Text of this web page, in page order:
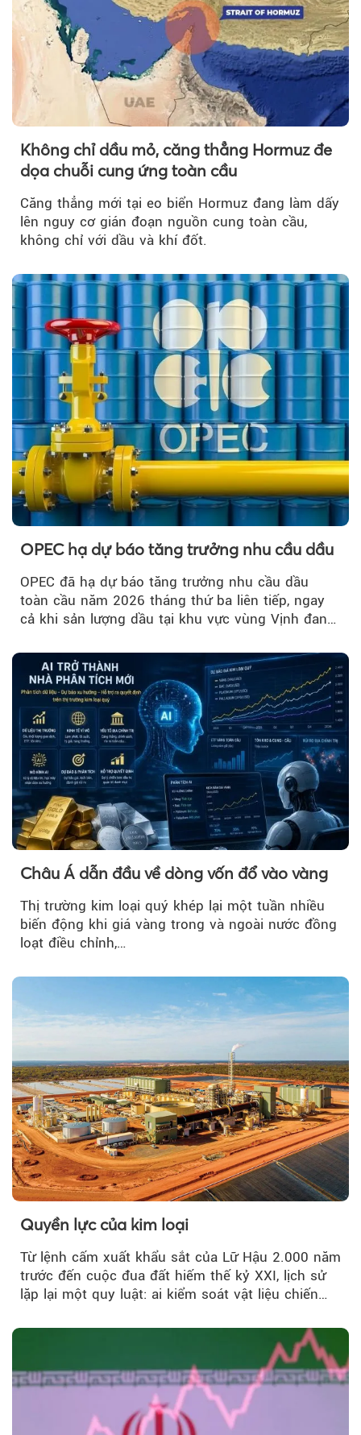
Không chỉ dầu mỏ, căng thẳng Hormuz đe
dọa chuỗi cung ứng toàn cầu
Căng thẳng mới tại eo biển Hormuz đang làm dấy
lên nguy cơ gián đoạn nguồn cung toàn cầu,
không chỉ với dầu và khí đốt.
OPEC hạ dự báo tăng trưởng nhu cầu dầu
OPEC đã hạ dự báo tăng trưởng nhu cầu dầu
toàn cầu năm 2026 tháng thứ ba liên tiếp, ngay
cả khi sản lượng dầu tại khu vực vùng Vịnh đang
Châu Á dẫn đầu về dòng vốn đổ vào vàng
Thị trường kim loại quý khép lại một tuần nhiều
biến động khi giá vàng trong và ngoài nước đồng
loạt điều chỉnh,…
Quyền lực của kim loại
Từ lệnh cấm xuất khẩu sắt của Lữ Hậu 2.000 năm
trước đến cuộc đua đất hiếm thế kỷ XXI, lịch sử
lặp lại một quy luật: ai kiểm soát vật liệu chiến